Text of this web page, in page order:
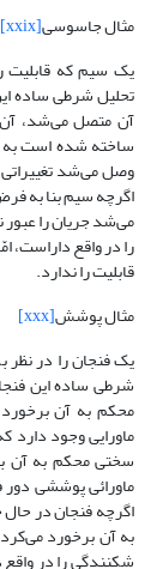
مثال جاسوسی[xxix]
یک سیم که قابلیت
تحلیل شرطی ساده
آن متصل می‌شد،
ساخته شده است به
وصل می‌شد
اگرچه سیم بنا به
می‌شد جریان را عبور
را در واقع داراست،
قابلیت را ندارد.
مثال پوشش[xxx]
یک فنجان را در
شرطی ساده این
محکم به آن
ماورایی وجود دارد
سختی محکم به آن
ماورائی پوششی
اگرچه فنجان در
به آن برخورد
شکنندگی را در